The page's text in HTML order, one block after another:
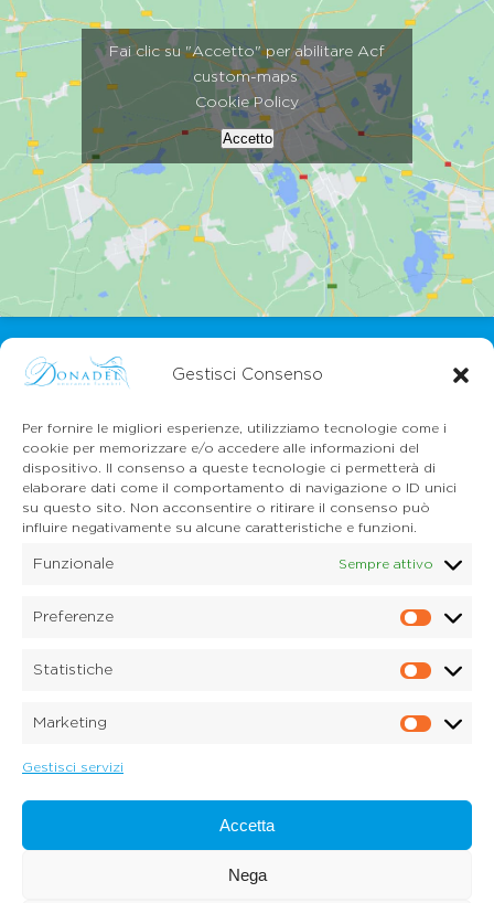
Gestisci Consenso
Per fornire le migliori esperienze, utilizziamo tecnologie come i
cookie per memorizzare e/o accedere alle informazioni del
dispositivo. Il consenso a queste tecnologie ci permetterà di
elaborare dati come il comportamento di navigazione o ID unici
su questo sito. Non acconsentire o ritirare il consenso può
influire negativamente su alcune caratteristiche e funzioni.
Funzionale Sempre attivo
Preferenze
Statistiche
Marketing
Gestisci servizi
Accetta
Nega
Fai clic su "Accetto" per abilitare Acf
custom-maps
Cookie Policy
Accetto
CONTATTI
Mail:info@onoranzefunebridonadel.it
Cell.336 200212
Cell.349 3056496
Credits:Digitalia Srl